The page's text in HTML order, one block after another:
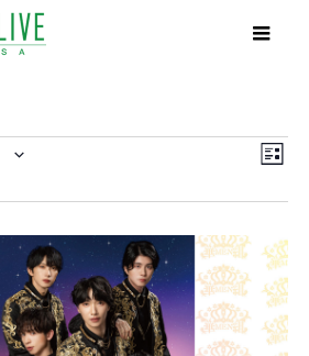
ビ
ュ
ナ
ー
シ
ョ
ン
イ
ベ
ビ
ー
ナ
ビ
ゲ
ー
シ
ョ
ン
リ
ト
示